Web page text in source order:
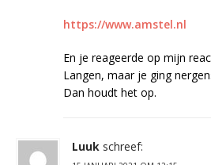
https://www.amstel.nl
En je reageerde op mijn
Langen, maar je ging
Dan houdt het op.
Luuk schreef: